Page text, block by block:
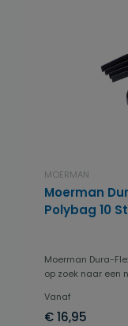
MOERMAN
Moerman
Polybag 10
Moerman Dura-
op zoek naar een
Vanaf
€ 16,95